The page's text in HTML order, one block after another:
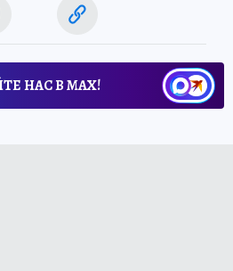
НАС В МАХ!